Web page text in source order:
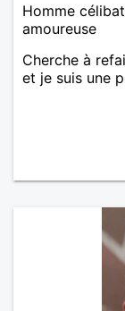
Homme
amoureuse
Cherche à
et je suis une